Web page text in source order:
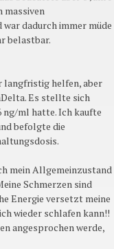
massiven
dadurch immer müde
belastbar.
helfen, aber
Es stellte sich
ng/ml hatte. Ich kaufte
befolgte die
mein Allgemeinzustand
Schmerzen sind
Energie versetzt meine
wieder schlafen kann!!
angesprochen werde,